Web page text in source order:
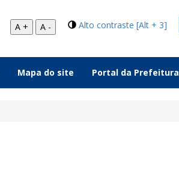
Alto contraste [Alt + 3]
A + A -
Mapa do site Portal da Prefeitura